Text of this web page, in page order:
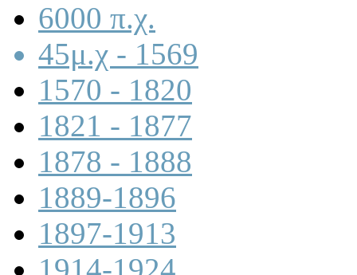
6000 π.χ.
45μ.χ - 1569
1570 - 1820
1821 - 1877
1878 - 1888
1889-1896
1897-1913